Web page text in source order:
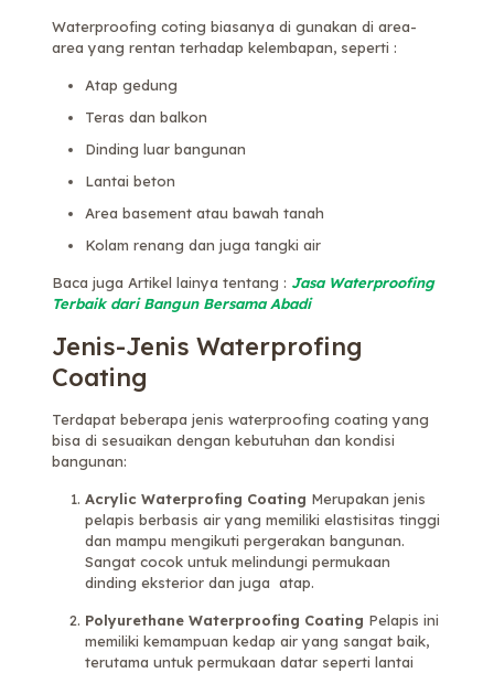
Waterproofing coting biasanya di gunakan di area-
area yang rentan terhadap kelembapan, seperti :
Atap gedung
Teras dan balkon
Dinding luar bangunan
Lantai beton
Area basement atau bawah tanah
Kolam renang dan juga tangki air
Baca juga Artikel lainya tentang : Jasa Waterproofing
Terbaik dari Bangun Bersama Abadi
Jenis-Jenis Waterprofing
Coating
Terdapat beberapa jenis waterproofing coating yang
bisa di sesuaikan dengan kebutuhan dan kondisi
bangunan:
Acrylic Waterprofing Coating Merupakan jenis
pelapis berbasis air yang memiliki elastisitas tinggi
dan mampu mengikuti pergerakan bangunan.
Sangat cocok untuk melindungi permukaan
dinding eksterior dan juga atap.
Polyurethane Waterproofing Coating Pelapis ini
memiliki kemampuan kedap air yang sangat baik,
terutama untuk permukaan datar seperti lantai